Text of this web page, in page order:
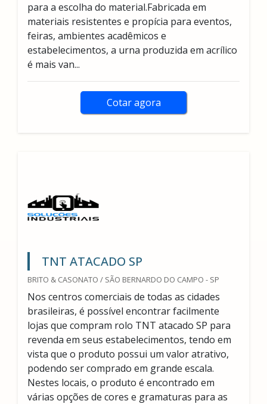
para a escolha do material.Fabricada em
materiais resistentes e propícia para eventos,
feiras, ambientes acadêmicos e
estabelecimentos, a urna produzida em acrílico
é mais van...
Cotar agora
TNT ATACADO SP
BRITO & CASONATO / SÃO BERNARDO DO CAMPO - SP
Nos centros comerciais de todas as cidades
brasileiras, é possível encontrar facilmente
lojas que compram rolo TNT atacado SP para
revenda em seus estabelecimentos, tendo em
vista que o produto possui um valor atrativo,
podendo ser comprado em grande escala.
Nestes locais, o produto é encontrado em
várias opções de cores e gramaturas para as